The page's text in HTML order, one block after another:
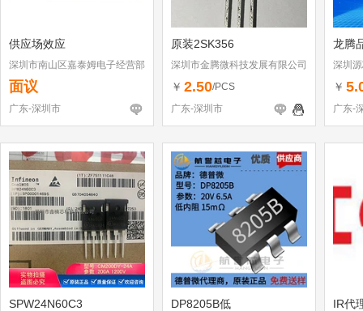
供应场效应
深圳市南山区嘉泰姆电子经营部
面议
广东-深圳市
原装2SK356
深圳市金腾微科技发展有限公司
￥ 2.50/PCS
广东-深圳市
龙腾
深圳
￥
广东-
SPW24N60C3 DP8205B低 IR代